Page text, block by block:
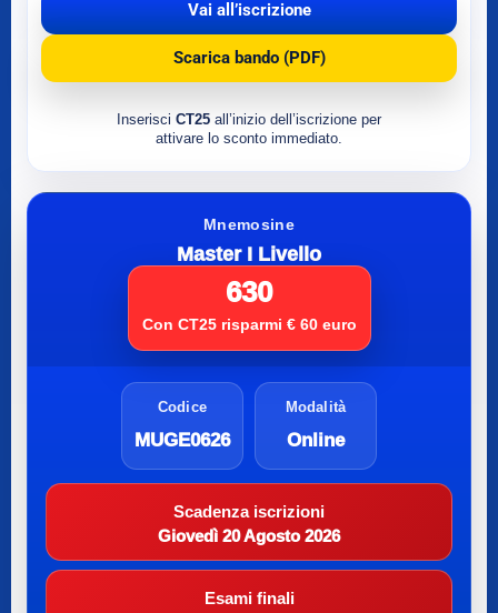
Vai all’iscrizione
Scarica bando (PDF)
Inserisci CT25 all’inizio dell’iscrizione per
attivare lo sconto immediato.
Mnemosine
Master I Livello
630
Con CT25 risparmi € 60 euro
Codice
MUGE0626
Modalità
Online
Scadenza iscrizioni
Giovedì 20 Agosto 2026
Esami finali